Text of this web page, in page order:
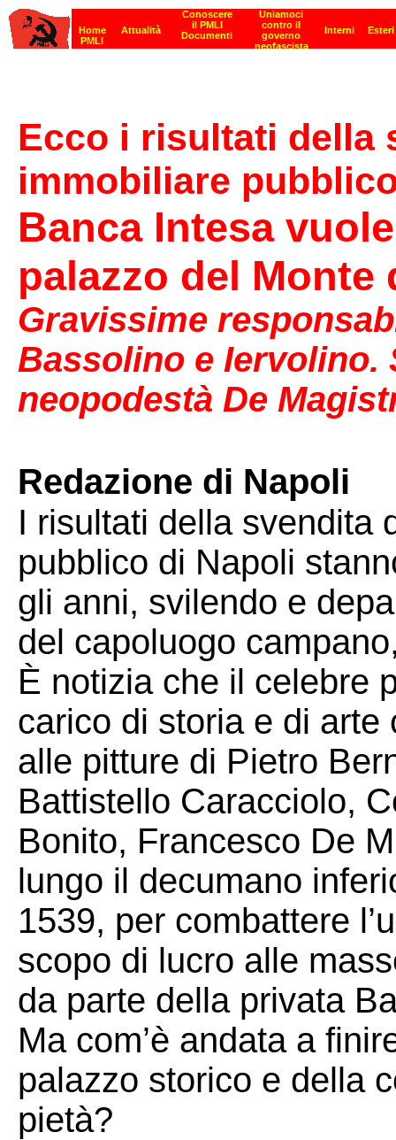
Ecco i risultati della
immobiliare
Banca Intesa
palazzo del Monte
Gravissime
Bassolino e Iervolino.
neopodestà De
Redazione di Napoli
I risultati della svendita
pubblico di Napoli
gli anni, svilendo e
del capoluogo
È notizia che il celebre
carico di storia e di
alle pitture di Pietro
Battistello Caracciolo,
Bonito, Francesco De
lungo il decumano
1539, per combattere
scopo di lucro alle
da parte della privata
Ma com’è andata a
palazzo storico e della
pietà?